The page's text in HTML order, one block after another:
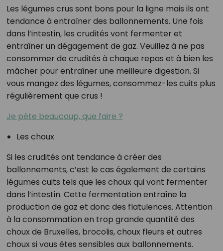
Les légumes crus sont bons pour la ligne mais ils ont
tendance à entraîner des ballonnements. Une fois
dans l’intestin, les crudités vont fermenter et
entraîner un dégagement de gaz. Veuillez à ne pas
consommer de crudités à chaque repas et à bien les
mâcher pour entraîner une meilleure digestion. Si
vous mangez des légumes, consommez-les cuits plus
régulièrement que crus !
Je pète beaucoup, que faire ?
Les choux
Si les crudités ont tendance à créer des
ballonnements, c’est le cas également de certains
légumes cuits tels que les choux qui vont fermenter
dans l’intestin. Cette fermentation entraîne la
production de gaz et donc des flatulences. Attention
à la consommation en trop grande quantité des
choux de Bruxelles, brocolis, choux fleurs et autres
choux si vous êtes sensibles aux ballonnements.